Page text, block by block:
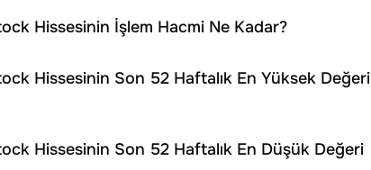
Hissesinin İşlem Hacmi Ne Kadar?
Hissesinin Son 52 Haftalık En Yüksek Değeri
Hissesinin Son 52 Haftalık En Düşük Değeri